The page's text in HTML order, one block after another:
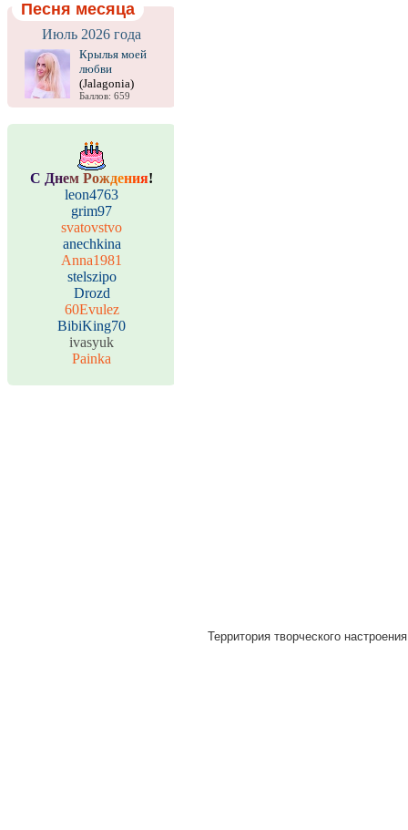
Песня месяца
Июль 2026 года
Крылья моей
любви
(Jalagonia)
Баллов: 659
С Днем Рождения!
leon4763
grim97
svatovstvo
anechkina
Anna1981
stelszipo
Drozd
60Evulez
BibiKing70
ivasyuk
Painka
Территория творческого